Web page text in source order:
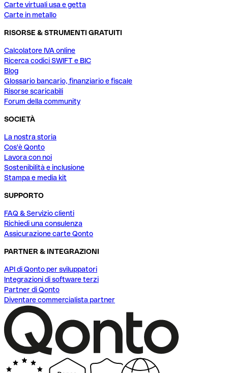
Carte virtuali usa e getta
Carte in metallo
RISORSE & STRUMENTI GRATUITI
Calcolatore IVA online
Ricerca codici SWIFT e BIC
Blog
Glossario bancario, finanziario e fiscale
Risorse scaricabili
Forum della community
SOCIETÀ
La nostra storia
Cos'è Qonto
Lavora con noi
Sostenibilità e inclusione
Stampa e media kit
SUPPORTO
FAQ & Servizio clienti
Richiedi una consulenza
Assicurazione carte Qonto
PARTNER & INTEGRAZIONI
API di Qonto per sviluppatori
Integrazioni di software terzi
Partner di Qonto
Diventare commercialista partner